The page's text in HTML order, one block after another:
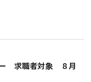
ー 求職者対象 ８月